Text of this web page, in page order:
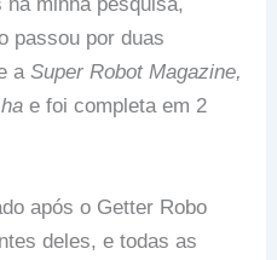
minha pesquisa,
passou por duas
aSuper Robot Magazine,
e foi completa em 2
após o Getter Robo
deles, e todas as